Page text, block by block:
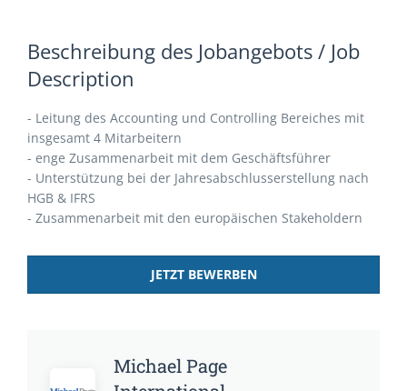
Beschreibung des Jobangebots / Job
Description
- Leitung des Accounting und Controlling Bereiches mit
insgesamt 4 Mitarbeitern
- enge Zusammenarbeit mit dem Geschäftsführer
- Unterstützung bei der Jahresabschlusserstellung nach
HGB & IFRS
- Zusammenarbeit mit den europäischen Stakeholdern
JETZT BEWERBEN
Michael Page